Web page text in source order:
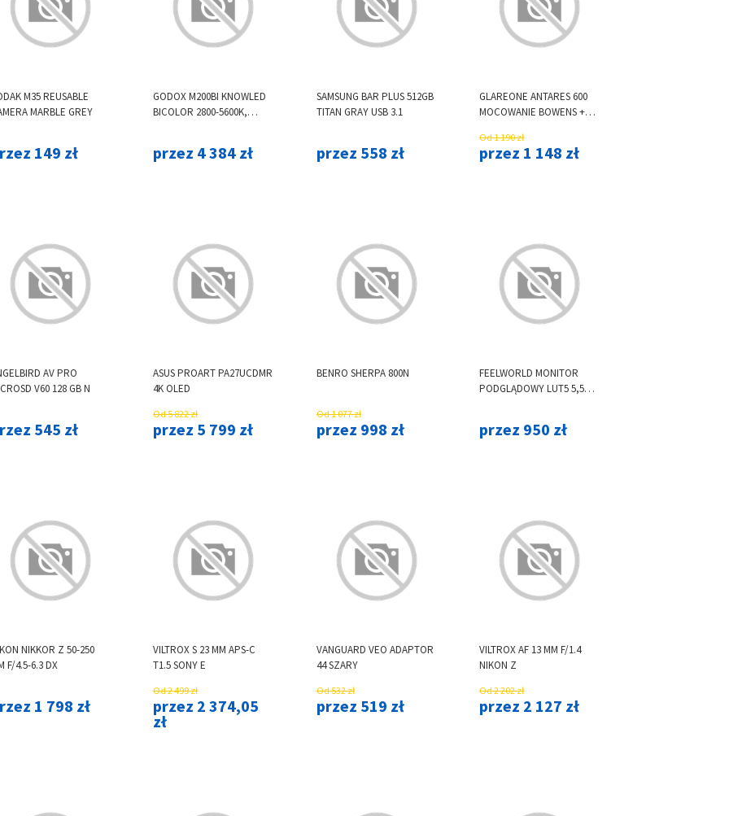
M35 REUSABLE
MARBLE GREY
149 zł
GODOX M200BI KNOWLED
BICOLOR 2800-5600K,
przez 4 384 zł
SAMSUNG BAR PLUS 512GB
TITAN GRAY USB 3.1
przez 558 zł
GLAREONE ANTARES 600
MOCOWANIE BOWENS +
Od 1 190 zł
przez 1 148 zł
AV PRO
V60 128 GB N
545 zł
ASUS PROART PA27UCDMR
4K OLED
Od 5 822 zł
przez 5 799 zł
BENRO SHERPA 800N
Od 1 077 zł
przez 998 zł
FEELWORLD MONITOR
PODGLĄDOWY LUT5 5,5
przez 950 zł
NIKKOR Z 50-250
F/4.5-6.3 DX
1 798 zł
VILTROX S 23 MM APS-C
T1.5 SONY E
Od 2 499 zł
przez 2 374,05
zł
VANGUARD VEO ADAPTOR
44 SZARY
Od 532 zł
przez 519 zł
VILTROX AF 13 MM F/1.4
NIKON Z
Od 2 202 zł
przez 2 127 zł